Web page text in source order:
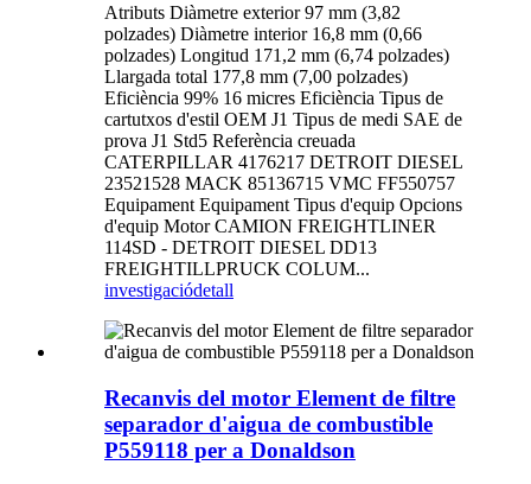
Atributs Diàmetre exterior 97 mm (3,82
polzades) Diàmetre interior 16,8 mm (0,66
polzades) Longitud 171,2 mm (6,74 polzades)
Llargada total 177,8 mm (7,00 polzades)
Eficiència 99% 16 micres Eficiència Tipus de
cartutxos d'estil OEM J1 Tipus de medi SAE de
prova J1 Std5 Referència creuada
CATERPILLAR 4176217 DETROIT DIESEL
23521528 MACK 85136715 VMC FF550757
Equipament Equipament Tipus d'equip Opcions
d'equip Motor CAMION FREIGHTLINER
114SD - DETROIT DIESEL DD13
FREIGHTILLPRUCK COLUM...
investigaciódetall
Recanvis del motor Element de filtre
separador d'aigua de combustible
P559118 per a Donaldson